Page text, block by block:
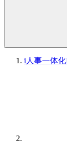
i人事一体